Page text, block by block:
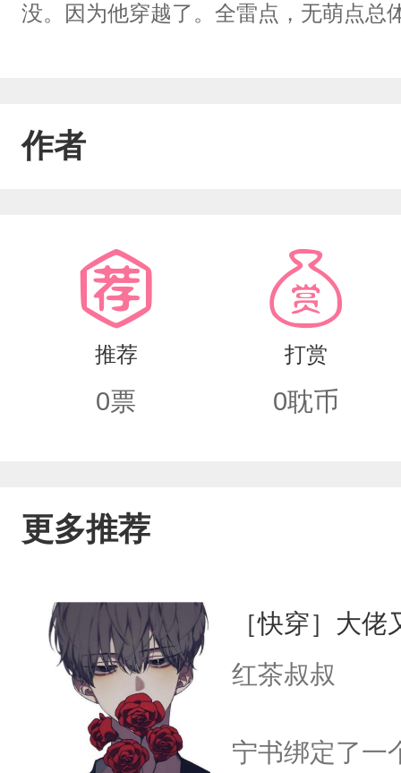
没。因为他穿越了。全雷点，无萌点总
作者
推荐
0票
打赏
0耽币
更多推荐
［快穿］大
红茶叔叔
宁书绑定了一